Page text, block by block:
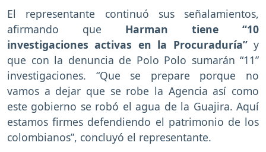
El representante continuó sus señalamientos,
afirmando que Harman tiene “10
investigaciones activas en la Procuraduría”y
que con la denuncia de Polo Polo sumarán “11”
investigaciones. “Que se prepare porque no
vamos a dejar que se robe la Agencia así como
este gobierno se robó el agua de la Guajira. Aquí
estamos firmes defendiendo el patrimonio de los
colombianos”, concluyó el representante.